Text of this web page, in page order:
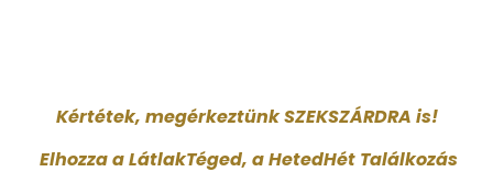
Kértétek, megérkeztünk SZEKSZÁRDRA is!
Elhozza a LátlakTéged, a HetedHét Találkozás